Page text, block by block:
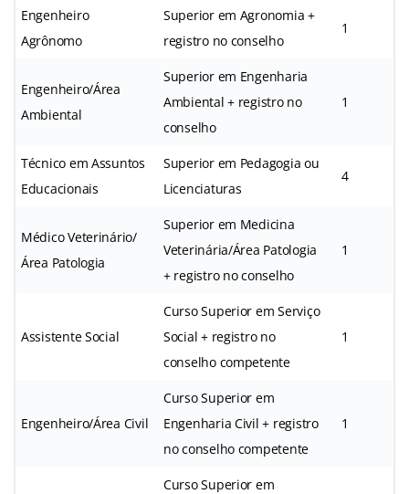
Engenheiro
Agrônomo
Superior em Agronomia +
registro no conselho
1
Engenheiro/Área
Ambiental
Superior em Engenharia
Ambiental + registro no
conselho
1
Técnico em Assuntos
Educacionais
Superior em Pedagogia ou
Licenciaturas
4
Médico Veterinário/
Área Patologia
Superior em Medicina
Veterinária/Área Patologia
+ registro no conselho
1
Assistente Social
Curso Superior em Serviço
Social + registro no
conselho competente
1
Engenheiro/Área Civil
Curso Superior em
Engenharia Civil + registro
no conselho competente
1
Curso Superior em